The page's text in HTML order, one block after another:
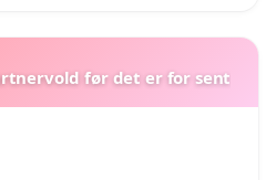
før det er for sent